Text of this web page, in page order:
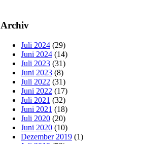
Archiv
Juli 2024 (29)
Juni 2024 (14)
Juli 2023 (31)
Juni 2023 (8)
Juli 2022 (31)
Juni 2022 (17)
Juli 2021 (32)
Juni 2021 (18)
Juli 2020 (20)
Juni 2020 (10)
Dezember 2019 (1)